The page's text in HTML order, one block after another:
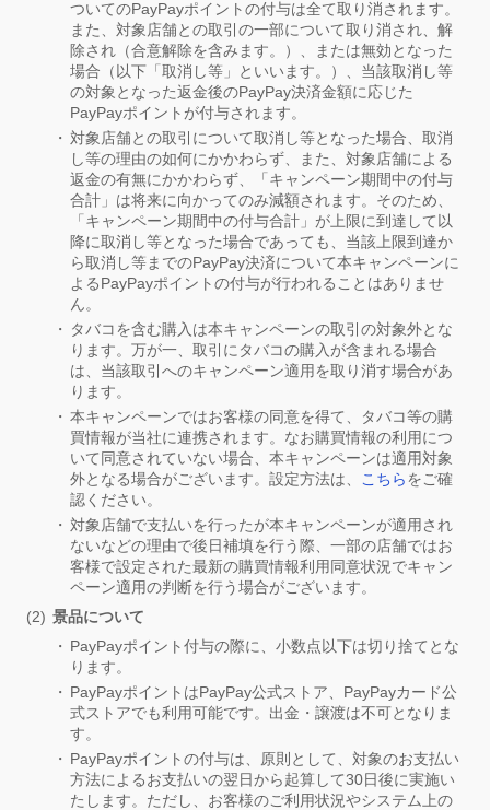
ついてのPayPayポイントの付与は全て取り消されます。
また、対象店舗との取引の一部について取り消され、解
除され（合意解除を含みます。）、または無効となった
場合（以下「取消し等」といいます。）、当該取消し等
の対象となった返金後のPayPay決済金額に応じた
PayPayポイントが付与されます。
対象店舗との取引について取消し等となった場合、取消
し等の理由の如何にかかわらず、また、対象店舗による
返金の有無にかかわらず、「キャンペーン期間中の付与
合計」は将来に向かってのみ減額されます。そのため、
「キャンペーン期間中の付与合計」が上限に到達して以
降に取消し等となった場合であっても、当該上限到達か
ら取消し等までのPayPay決済について本キャンペーンに
よるPayPayポイントの付与が行われることはありませ
ん。
タバコを含む購入は本キャンペーンの取引の対象外とな
ります。万が一、取引にタバコの購入が含まれる場合
は、当該取引へのキャンペーン適用を取り消す場合があ
ります。
本キャンペーンではお客様の同意を得て、タバコ等の購
買情報が当社に連携されます。なお購買情報の利用につ
いて同意されていない場合、本キャンペーンは適用対象
外となる場合がございます。設定方法は、
こちらをご確
認ください。
対象店舗で支払いを行ったが本キャンペーンが適用され
ないなどの理由で後日補填を行う際、一部の店舗ではお
客様で設定された最新の購買情報利用同意状況でキャン
ペーン適用の判断を行う場合がございます。
景品について
PayPayポイント付与の際に、小数点以下は切り捨てとな
ります。
PayPayポイントはPayPay公式ストア、PayPayカード公
式ストアでも利用可能です。出金・譲渡は不可となりま
す。
PayPayポイントの付与は、原則として、対象のお支払い
方法によるお支払いの翌日から起算して30日後に実施い
たします。ただし、お客様のご利用状況やシステム上の